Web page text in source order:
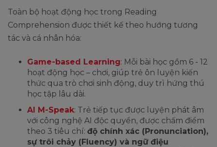
Toàn bộ hoạt động học trong Reading
Comprehension được thiết kế theo hướng tương
tác và cá nhân hóa:
Game-based Learning: Mỗi bài học gồm 6 - 12
hoạt động học – chơi, giúp trẻ ôn luyện kiến
thức qua trò chơi sinh động, duy trì hứng thú
học tập lâu dài.
AI M-Speak: Trẻ tiếp tục được luyện phát âm
với công nghệ AI độc quyền, được chấm điểm
theo 3 tiêu chí: độ chính xác (Pronunciation),
sự trôi chảy (Fluency) và ngữ điệu